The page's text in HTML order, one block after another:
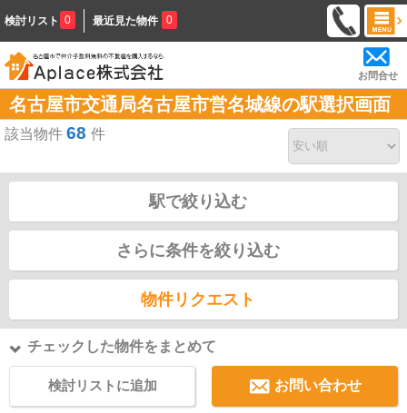
検討リスト 0 最近見た物件 0
お問合せ
名古屋市交通局名古屋市営名城線の駅選択画面
該当物件 68 件
駅で絞り込む
さらに条件を絞り込む
物件リクエスト
チェックした物件をまとめて
検討リストに追加 お問い合わせ